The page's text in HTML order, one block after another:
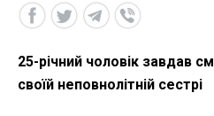
25-річний чоловік завдав
своїй неповнолітній сестрі